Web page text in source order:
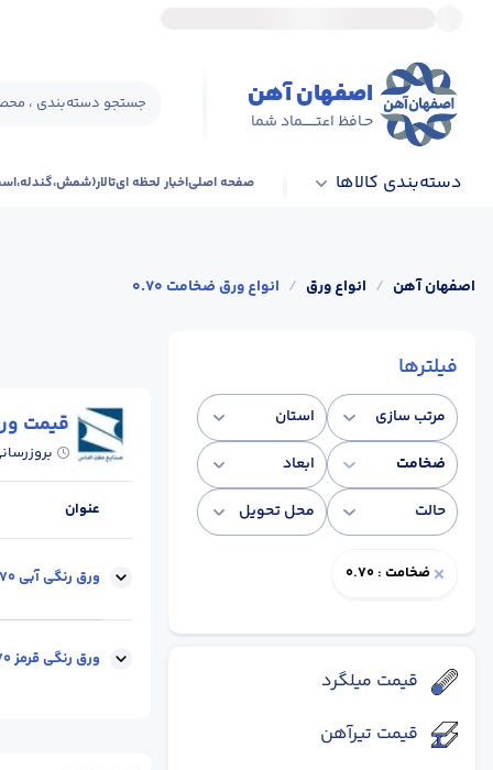
اصفهان آهن
حـافظ اعتــــــماد شما
جستجو دسته‌بندی ،
دسته‌بندی کالاها صفحه اصلیاخبار لحظه ای
اصفهان آهن / انواع ورق / انواع ورق ضخامت 0.70
فیلترها
مرتب سازی
استان
ضخامت
ابعاد
حالت
محل تحویل
ضخامت : 0.70
قیمت میلگرد
قیمت تیرآهن
قیمت
عنوان
ورق رنگی آبی 0.70 میل - عرض 1.25 متر -رول
ابعاد : عرض 1.25
ورق رنگی قرمز 0.70 میل - عرض 1.25 متر -رول